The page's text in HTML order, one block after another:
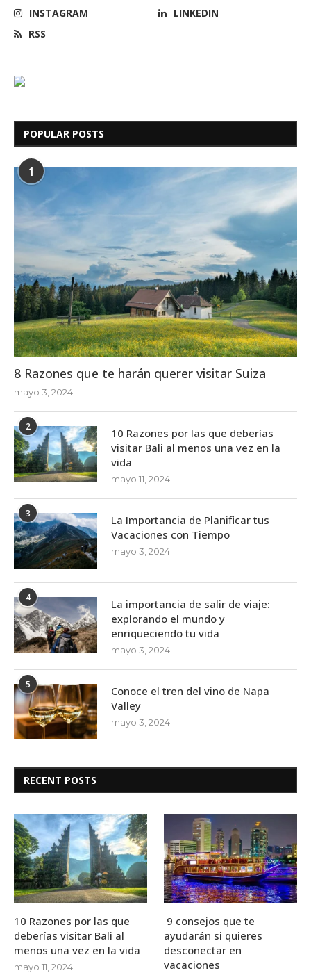
INSTAGRAM
LINKEDIN
RSS
POPULAR POSTS
1
8 Razones que te harán querer visitar Suiza
mayo 3, 2024
2
10 Razones por las que deberías
visitar Bali al menos una vez en la
vida
mayo 11, 2024
3
La Importancia de Planificar tus
Vacaciones con Tiempo
mayo 3, 2024
4
La importancia de salir de viaje:
explorando el mundo y
enriqueciendo tu vida
mayo 3, 2024
5
Conoce el tren del vino de Napa
Valley
mayo 3, 2024
RECENT POSTS
10 Razones por las que
deberías visitar Bali al
menos una vez en la vida
mayo 11, 2024
9 consejos que te
ayudarán si quieres
desconectar en
vacaciones